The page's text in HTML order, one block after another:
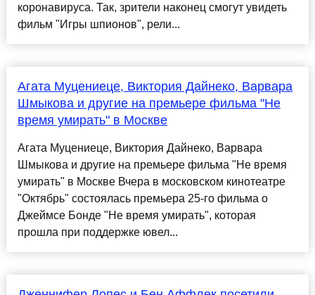
коронавируса. Так, зрители наконец смогут увидеть
фильм "Игры шпионов", рели...
Агата Муцениеце, Виктория Дайнеко, Варвара
Шмыкова и другие на премьере фильма "Не
время умирать" в Москве
Агата Муцениеце, Виктория Дайнеко, Варвара
Шмыкова и другие на премьере фильма "Не время
умирать" в Москве Вчера в московском кинотеатре
"Октябрь" состоялась премьера 25-го фильма о
Джеймсе Бонде "Не время умирать", которая
прошла при поддержке ювел...